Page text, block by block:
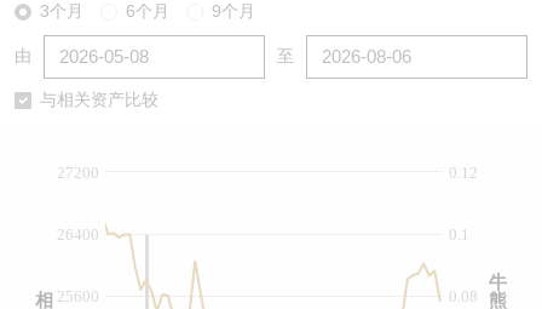
3个月 6个月 9个月
由 至
与相关资产比较
0.08
0.1
0.12
25600
26400
27200
牛
熊
相
认股证/牛熊证日志
牛熊证到期结算价查找
牛熊证文件及公告
中资ETFs溢价比较